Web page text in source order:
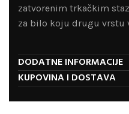
zatvorenim trkačkim
za bilo koju drugu vrstu
DODATNE INFORMACIJE
KUPOVINA I DOSTAVA